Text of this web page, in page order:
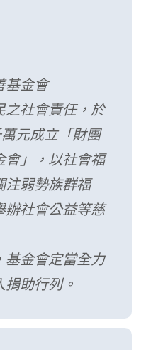
基金會
之社會責任，於
元成立「財團
會」，以社會福
注弱勢族群福
辦社會公益等慈
基金會定當全力
助行列。